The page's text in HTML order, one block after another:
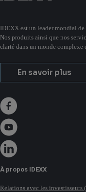
IDEXX est un leader mondial
Nos produits ainsi que nos
clarté dans un monde complexe
En savoir plus
À propos IDEXX
Relations avec les investisseurs